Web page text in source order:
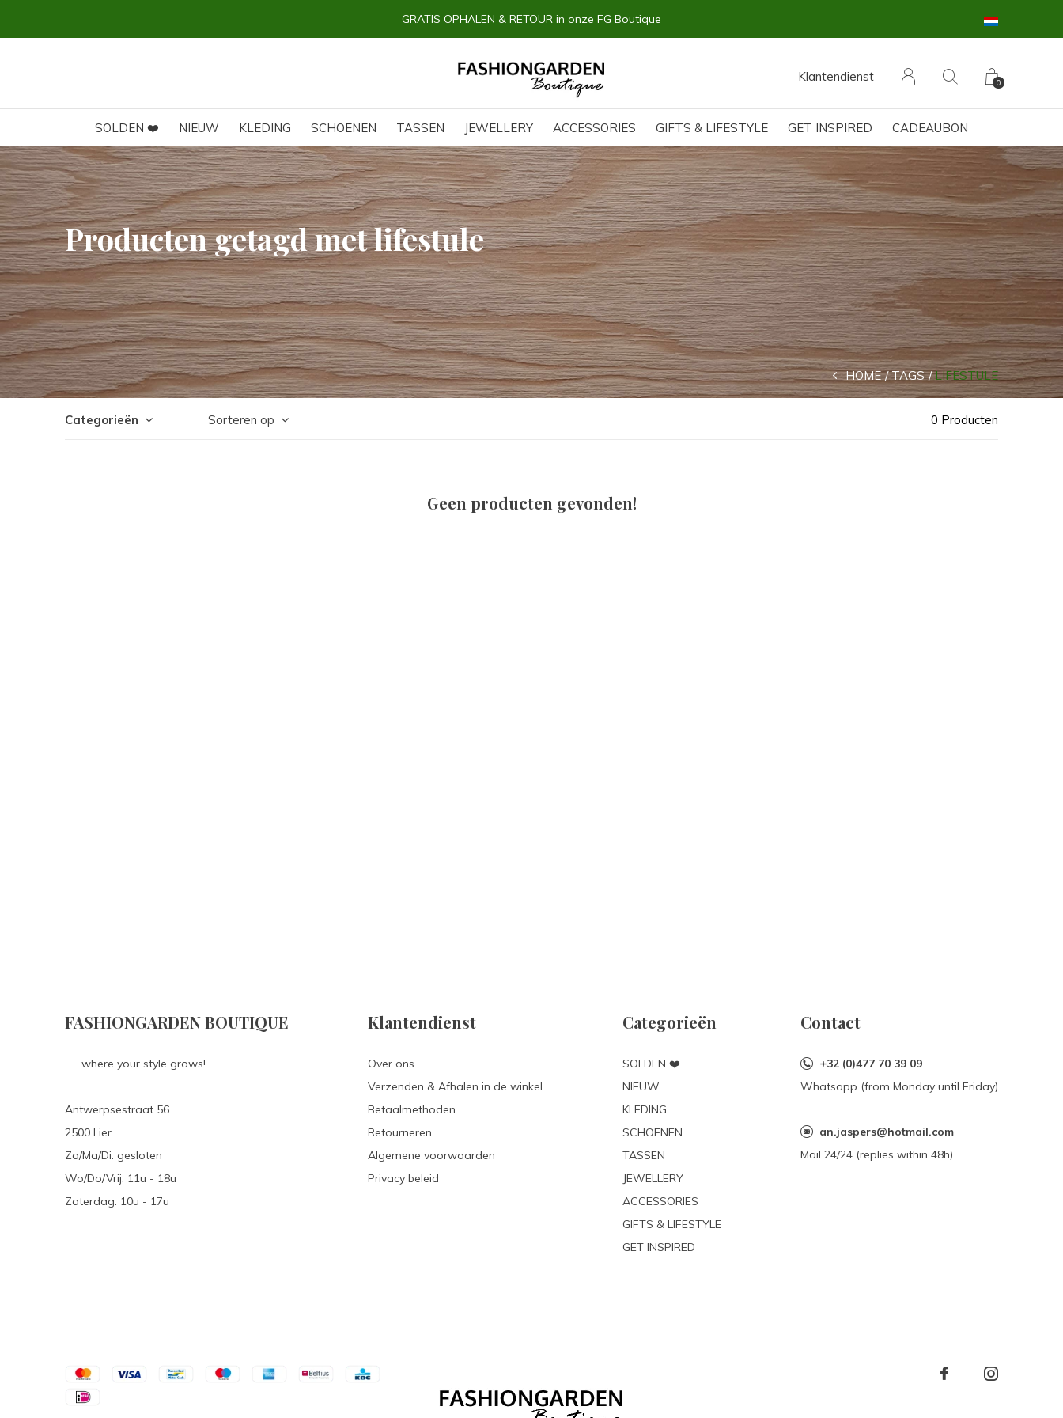
SOLDEN ❤️ NIEUW KLEDING SCHOENEN TASSEN JEWELLERY ACCESSORIES GIFTS & LIFESTYLE GET INSPIRED CADEAUBON
Klantendienst 0
GRATIS OPHALEN & RETOUR in onze FG Boutique
Producten getagd met lifestule
HOME TAGS LIFESTULE
Categorieën Sorteren op 0 Producten
Geen producten gevonden!
FASHIONGARDEN BOUTIQUE
. . . where your style grows!
Antwerpsestraat 56
2500 Lier
Zo/Ma/Di: gesloten
Wo/Do/Vrij: 11u - 18u
Zaterdag: 10u - 17u
Klantendienst
Over ons
Verzenden & Afhalen in de winkel
Betaalmethoden
Retourneren
Algemene voorwaarden
Privacy beleid
Categorieën
SOLDEN ❤️
NIEUW
KLEDING
SCHOENEN
TASSEN
JEWELLERY
ACCESSORIES
GIFTS & LIFESTYLE
GET INSPIRED
Contact
+32 (0)477 70 39 09
Whatsapp (from Monday until Friday)
an.jaspers@hotmail.com
Mail 24/24 (replies within 48h)